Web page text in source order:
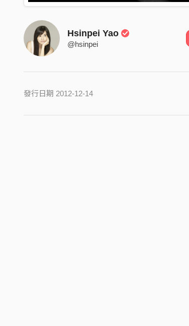
Hsinpei Yao
@hsinpei
發行日期 2012-12-14